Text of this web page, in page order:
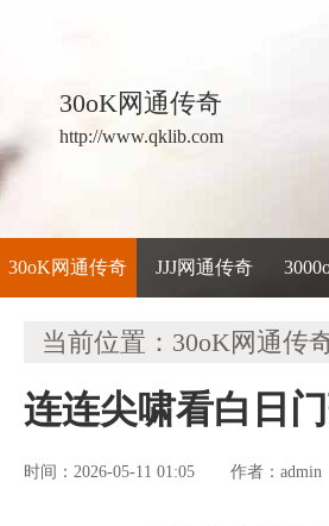
30oK网通传奇
http://www.qklib.com
30oK网通传奇 JJJ网通传奇
当前位置： 30oK网通传
连连尖啸看白日
时间：2026-05-11 01:05 作者： admin